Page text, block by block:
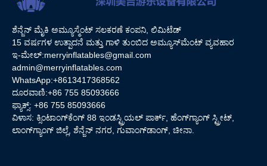
ಶೆನ್ಜೆನ್ ಮೈಕಿ ಅಮ್ಯೂಸ್ಮೆಂಟ್ ಸಲಕರಣೆ ಕಂಪನಿ, ಲಿಮಿಟೆಡ್
15 ವರ್ಷಗಳ ಉತ್ಪಾದನೆ ಮತ್ತು ಗಾಳಿ ತುಂಬಿದ ಅಮ್ಯೂಸ್‌ಮೆಂಟ್ ವ್ಯವಹಾರ
ಇ-ಮೇಲ್:merryinflatables@gmail.com
admin@merryinflatables.com
WhatsApp:+8613417368562
ದೂರವಾಣಿ:+86 755 85093666
ಫ್ಯಾಕ್ಸ್: +86 755 85093666
ವಿಳಾಸ: ಕ್ಸಿಂಟಾಂಗ್‌ಕೆಂಗ್ 88 ಇಂಡಸ್ಟ್ರಿಯಲ್ ಪಾರ್ಕ್, ಹೆಂಗ್‌ಗ್ಯಾಂಗ್ ಸ್ಟ್ರೀಟ್,
ಲಾಂಗ್‌ಗ್ಯಾಂಗ್ ಜಿಲ್ಲೆ, ಶೆನ್ಜೆನ್ ನಗರ, ಗುವಾಂಗ್‌ಡಾಂಗ್, ಚೀನಾ.